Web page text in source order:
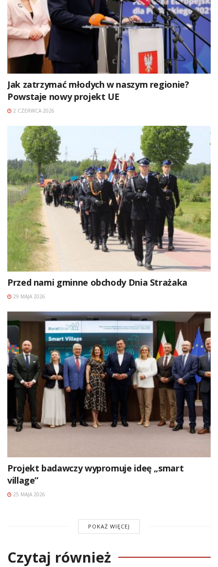
Jak zatrzymać młodych w naszym regionie?
Powstaje nowy projekt UE
2 CZERWCA 2026
Przed nami gminne obchody Dnia Strażaka
29 MAJA 2026
Projekt badawczy wypromuje ideę „smart
village”
25 MAJA 2026
POKAŻ WIĘCEJ
Czytaj również